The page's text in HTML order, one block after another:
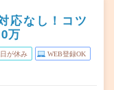
応なし！コツ
万
が休み WEB登録OK